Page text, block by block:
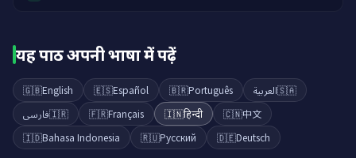
यह पाठ अपनी भाषा में पढ़ें
🇬🇧English 🇪🇸Español 🇧🇷Português 🇸🇦العربية
🇮🇷فارسی 🇫🇷Français 🇮🇳हिन्दी 🇨🇳中文
🇮🇩Bahasa Indonesia 🇷🇺Русский 🇩🇪Deutsch